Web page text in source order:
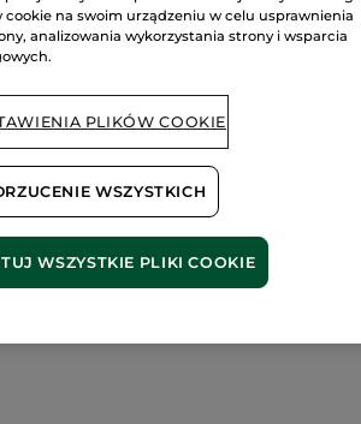
Bezpieczna
Satysfakcja
Darmowa
na swoim urządzeniu w celu usprawnienia
analizowania wykorzystania strony i wsparcia
PLIKÓW COOKIE
WSZYSTKICH
WSZYSTKIE PLIKI COOKIE